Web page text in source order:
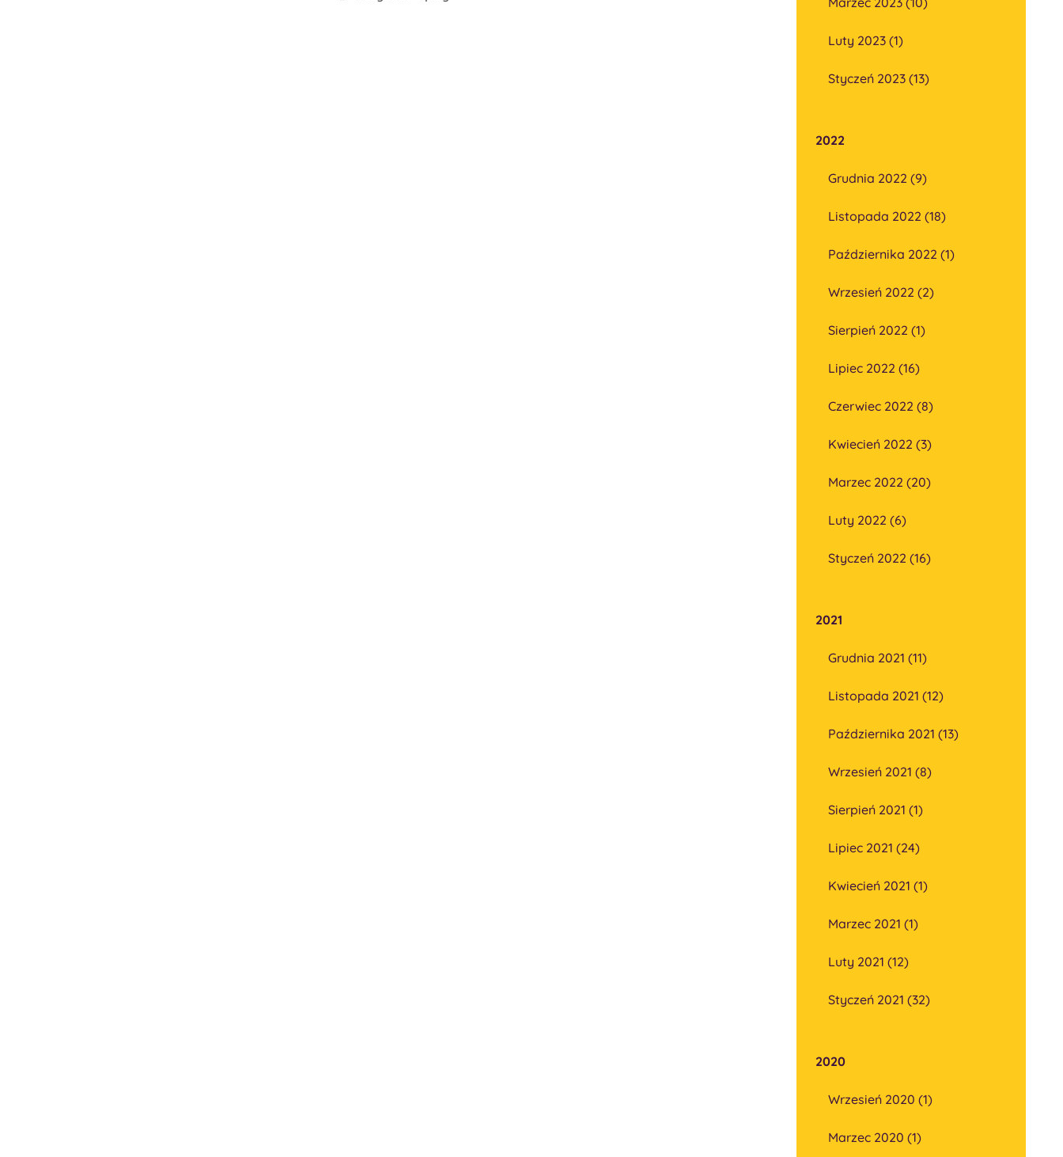
Luty 2023 (1)
Styczeń 2023 (13)
2022
Grudnia 2022 (9)
Listopada 2022 (18)
Października 2022 (1)
Wrzesień 2022 (2)
Sierpień 2022 (1)
Lipiec 2022 (16)
Czerwiec 2022 (8)
Kwiecień 2022 (3)
Marzec 2022 (20)
Luty 2022 (6)
Styczeń 2022 (16)
2021
Grudnia 2021 (11)
Listopada 2021 (12)
Października 2021 (13)
Wrzesień 2021 (8)
Sierpień 2021 (1)
Lipiec 2021 (24)
Kwiecień 2021 (1)
Marzec 2021 (1)
Luty 2021 (12)
Styczeń 2021 (32)
2020
Wrzesień 2020 (1)
Marzec 2020 (1)